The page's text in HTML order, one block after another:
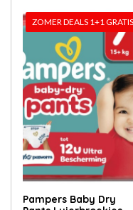
ZOMER DEALS 1+1 GRATIS
Pampers Baby Dry